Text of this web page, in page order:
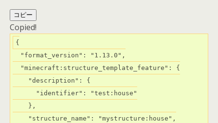
コピー
Copied!
{
  "format_version": "1.13.0",
  "minecraft:structure_template_feature": {
    "description": {
      "identifier": "test:house"
    },
    "structure_name": "mystructure:house",